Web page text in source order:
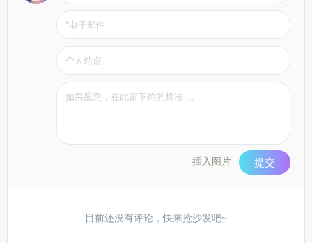
插入图片 提交
目前还没有评论，快来抢沙发吧~